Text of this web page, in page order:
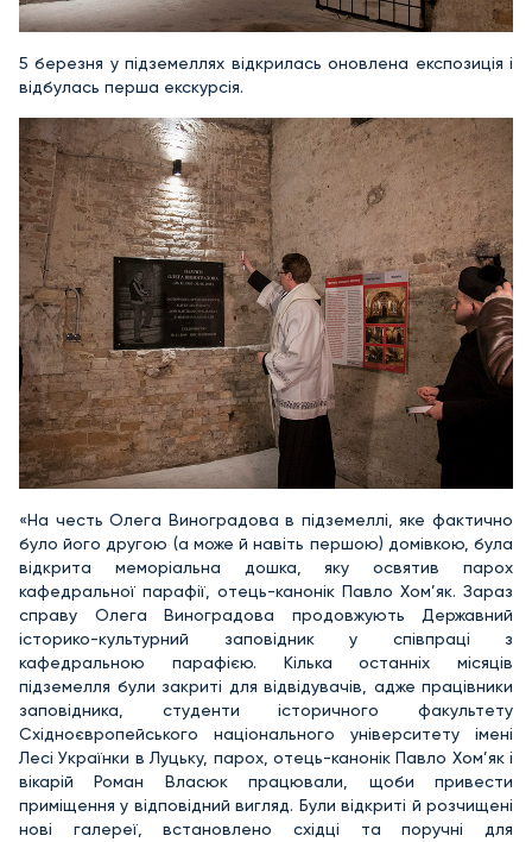
5 березня у підземеллях відкрилась оновлена експозиція і
відбулась перша екскурсія.
«На честь Олега Виноградова в підземеллі, яке фактично
було його другою (а може й навіть першою) домівкою, була
відкрита меморіальна дошка, яку освятив парох
кафедральної парафії, отець-канонік Павло Хом’як. Зараз
справу Олега Виноградова продовжують Державний
історико-культурний заповідник у співпраці з
кафедральною парафією. Кілька останніх місяців
підземелля були закриті для відвідувачів, адже працівники
заповідника, студенти історичного факультету
Східноєвропейського національного університету імені
Лесі Українки в Луцьку, парох, отець-канонік Павло Хом’як і
вікарій Роман Власюк працювали, щоби привести
приміщення у відповідний вигляд. Були відкриті й розчищені
нові галереї, встановлено східці та поручні для